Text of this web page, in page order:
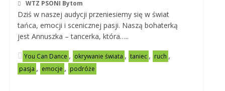
WTZ PSONI Bytom
Dziś w naszej audycji przeniesiemy się w świat
tańca, emocji i scenicznej pasji. Naszą bohaterką
jest Annuszka – tancerka, która…..
You Can Dance , okrywanie świata , taniec , ruch ,
pasja , emocje , podróże